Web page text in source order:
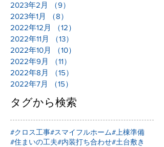
2023年2月
（9）
2023年1月
（8）
2022年12月
（12）
2022年11月
（13）
2022年10月
（10）
2022年9月
（11）
2022年8月
（15）
2022年7月
（15）
タグから検索
#クロス工事#スマイフルホーム#上棟準備
#住まいの工夫#内装打ち合わせ#土台敷き